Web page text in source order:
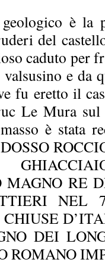
è la
del
caduto per
e da
fu eretto il
Le Mura sul
è stata
MAGNO RE
NEL
DEI
ROMANO